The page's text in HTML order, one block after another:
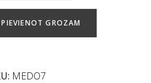
PIEVIENOT GROZAM
MEDO7